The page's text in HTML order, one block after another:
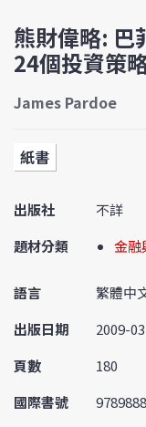
熊財偉略: 巴
24個投資策
James Pardoe
紙書
出版社
不詳
題材分類
金融
語言
繁體中
出版日期
2009-
頁數
180
國際書號